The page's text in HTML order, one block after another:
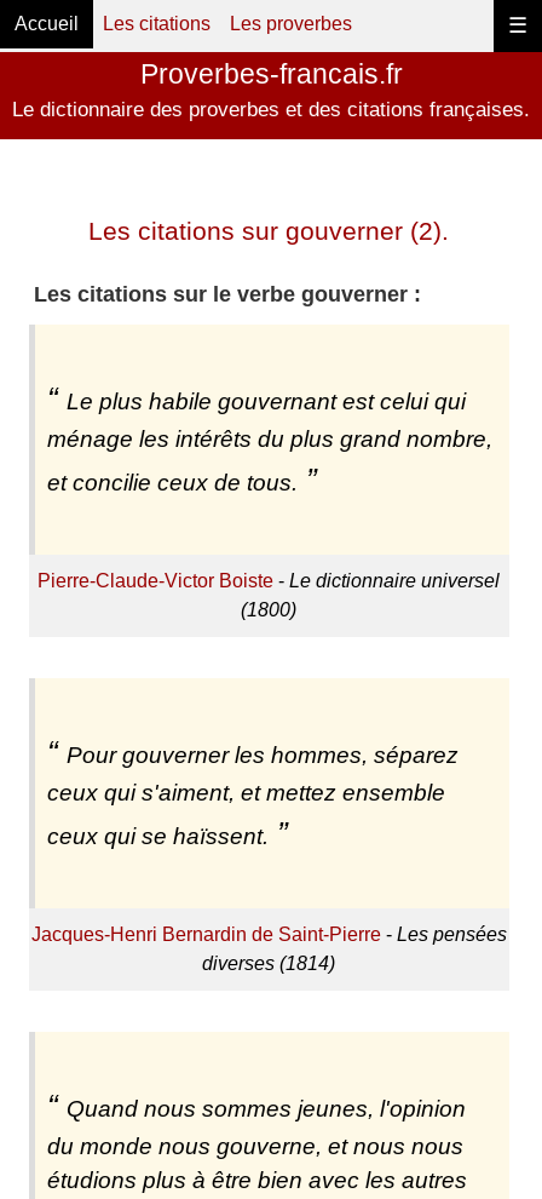
☰
Accueil Les citations Les proverbes
Proverbes-francais.fr
Le dictionnaire des proverbes et des citations françaises.
Les citations sur gouverner (2).
Les citations sur le verbe gouverner :
Le plus habile gouvernant est celui qui
ménage les intérêts du plus grand nombre,
et concilie ceux de tous.
Pierre-Claude-Victor Boiste -Le dictionnaire universel
(1800)
Pour gouverner les hommes, séparez
ceux qui s'aiment, et mettez ensemble
ceux qui se haïssent.
Jacques-Henri Bernardin de Saint-Pierre- Les pensées
diverses (1814)
Quand nous sommes jeunes, l'opinion
du monde nous gouverne, et nous nous
étudions plus à être bien avec les autres